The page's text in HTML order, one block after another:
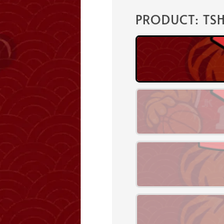
PRODUCT: